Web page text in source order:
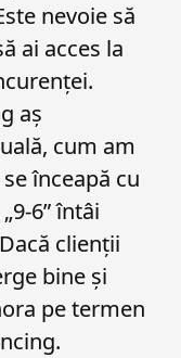
nevoie să
ai acces la
aș
cum am
înceapă cu
6” întâi
clienții
bine și
pe termen